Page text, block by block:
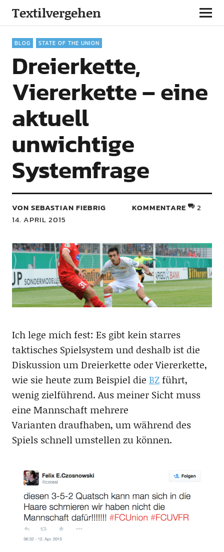
Textilvergehen
BLOG STATE OF THE UNION
Dreierkette,
Viererkette – eine
aktuell
unwichtige
Systemfrage
VON SEBASTIAN FIEBRIG
14. APRIL 2015
KOMMENTARE 2
Ich lege mich fest: Es gibt kein starres
taktisches Spielsystem und deshalb ist die
Diskussion um Dreierkette oder Viererkette,
wie sie heute zum Beispiel die BZführt,
wenig zielführend. Aus meiner Sicht muss
eine Mannschaft mehrere
Varianten draufhaben, um während des
Spiels schnell umstellen zu können.